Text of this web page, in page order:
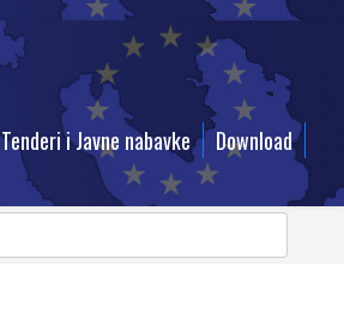
Tenderi i Javne nabavke Download